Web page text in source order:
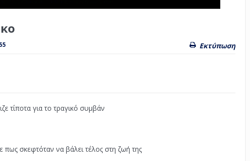
Εκτύπωση
τίποτα για το τραγικό συμβάν
πως σκεφτόταν να βάλει τέλος στη ζωή της